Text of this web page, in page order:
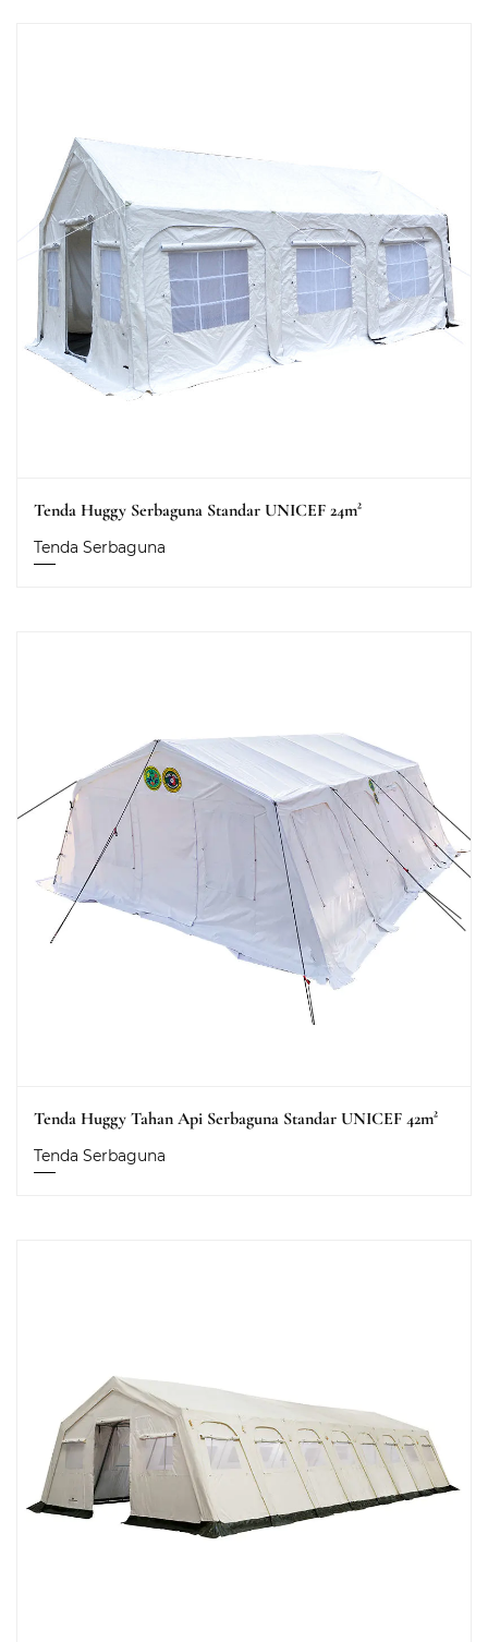
Tenda Huggy Serbaguna Standar UNICEF 24m²
Tenda Serbaguna
Tenda Huggy Tahan Api Serbaguna Standar UNICEF 42m²
Tenda Serbaguna